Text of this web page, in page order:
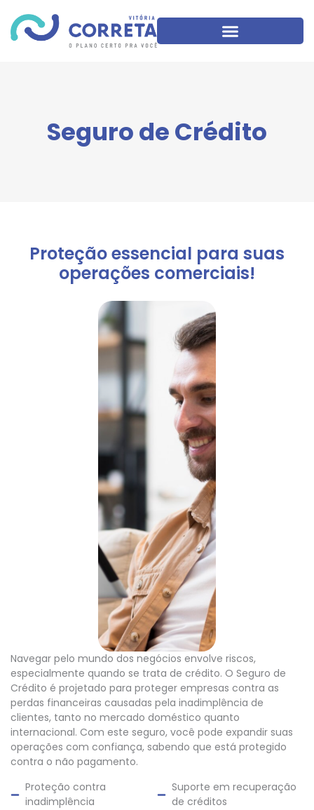
Seguro de Crédito
Proteção essencial para suas
operações comerciais!
Navegar pelo mundo dos negócios envolve riscos,
especialmente quando se trata de crédito. O Seguro de
Crédito é projetado para proteger empresas contra as
perdas financeiras causadas pela inadimplência de
clientes, tanto no mercado doméstico quanto
internacional. Com este seguro, você pode expandir suas
operações com confiança, sabendo que está protegido
contra o não pagamento.
Proteção contra
inadimplência
Suporte em recuperação
de créditos